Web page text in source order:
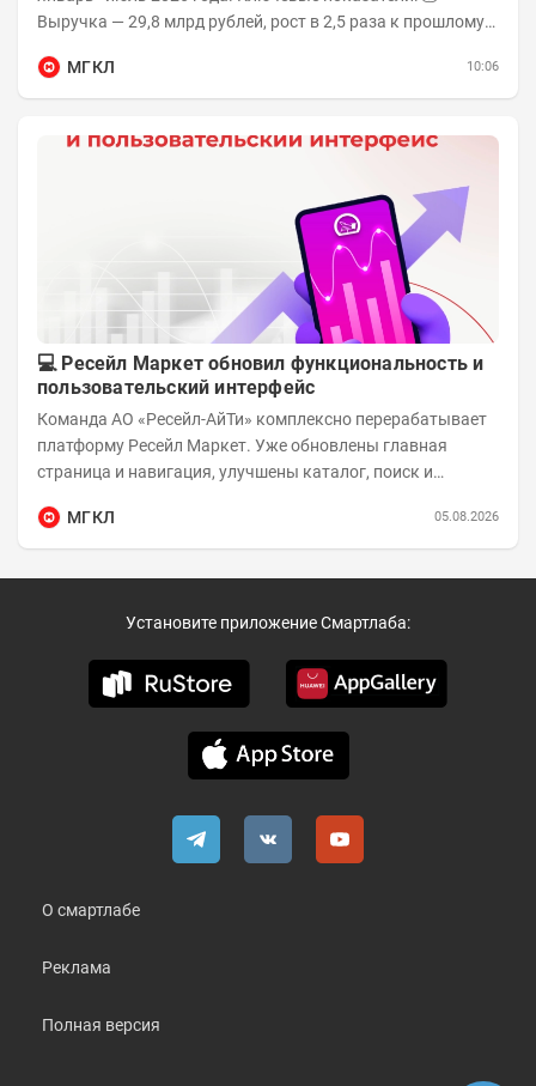
Выручка — 29,8 млрд рублей, рост в 2,5 раза к прошлому
МГКЛ
10:06
💻 Ресейл Маркет обновил функциональность и
пользовательский интерфейс
Команда АО «Ресейл-АйТи» комплексно перерабатывает
платформу Ресейл Маркет. Уже обновлены главная
страница и навигация, улучшены каталог, поиск и
МГКЛ
05.08.2026
Установите приложение Смартлаба:
О смартлабе
Реклама
Полная версия